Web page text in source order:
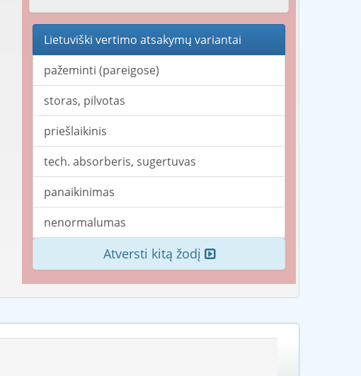
Lietuviški vertimo atsakymų variantai
pažeminti (pareigose)
storas, pilvotas
priešlaikinis
tech. absorberis, sugertuvas
panaikinimas
nenormalumas
Atversti kitą žodį